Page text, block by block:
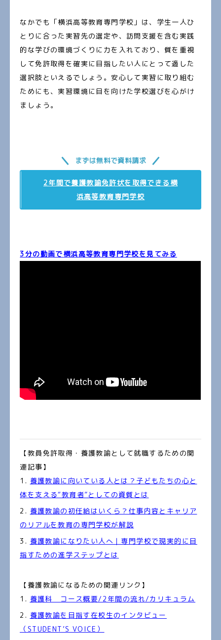
なかでも「横浜高等教育専門学校」は、学生一人ひ
とりに合った実習先の選定や、訪問支援を含む実践
的な学びの環境づくりに力を入れており、質を重視
して免許取得を確実に目指したい人にとって適した
選択肢といえるでしょう。安心して実習に取り組む
ためにも、実習環境に目を向けた学校選びを心がけ
ましょう。
まずは無料で資料請求
2年間で養護教諭免許状を取得できる横
浜高等教育専門学校
3分の動画で横浜高等教育専門学校を見てみる
【教員免許取得・養護教諭として就職するための関
連記事】
養護教諭に向いている人とは？子どもたちの心と
体を支える“教育者”としての資質とは
養護教諭の初任給はいくら？仕事内容とキャリア
のリアルを教育の専門学校が解説
養護教諭になりたい人へ｜専門学校で現実的に目
指すための進学ステップとは
【養護教諭になるための関連リンク】
養護科 コース概要/2年間の流れ/カリキュラム
養護教諭を目指す在校生のインタビュー
（STUDENT’S VOICE）